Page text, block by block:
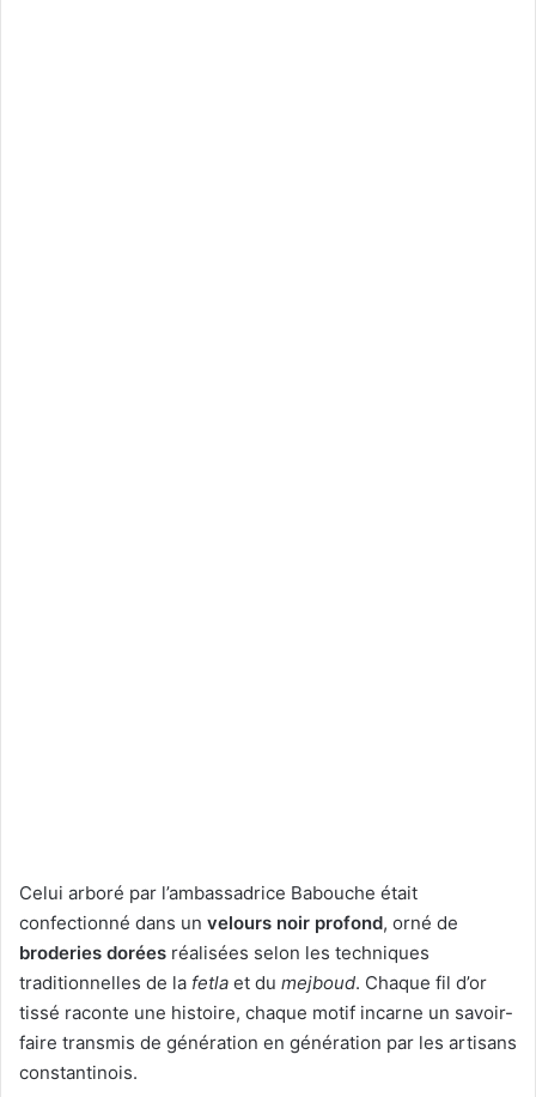
Celui arboré par l’ambassadrice Babouche était
confectionné dans un velours noir profond, orné de
broderies dorées réalisées selon les techniques
traditionnelles de la fetla et du mejboud. Chaque fil d’or
tissé raconte une histoire, chaque motif incarne un savoir-
faire transmis de génération en génération par les artisans
constantinois.